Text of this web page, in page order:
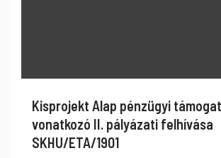
Kisprojekt Alap pénzügyi
vonatkozó II. pályázati felhívása
SKHU/ETA/1901